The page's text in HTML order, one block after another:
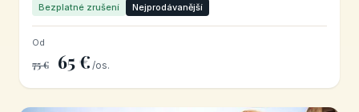
Bezplatné zrušení Nejprodávanější
Od
75 € 65 € /os.